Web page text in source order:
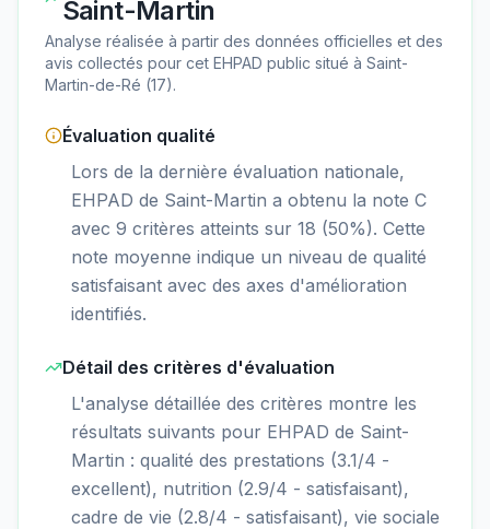
Saint-Martin
Analyse réalisée à partir des données officielles et des
avis collectés pour cet EHPAD public situé à Saint-
Martin-de-Ré (17).
Évaluation qualité
Lors de la dernière évaluation nationale,
EHPAD de Saint-Martin a obtenu la note C
avec 9 critères atteints sur 18 (50%). Cette
note moyenne indique un niveau de qualité
satisfaisant avec des axes d'amélioration
identifiés.
Détail des critères d'évaluation
L'analyse détaillée des critères montre les
résultats suivants pour EHPAD de Saint-
Martin : qualité des prestations (3.1/4 -
excellent), nutrition (2.9/4 - satisfaisant),
cadre de vie (2.8/4 - satisfaisant), vie sociale